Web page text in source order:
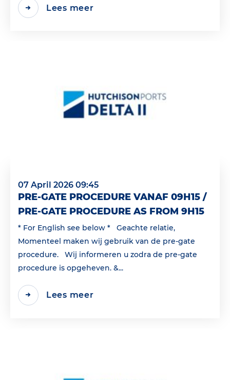
Lees meer
07 April 2026 09:45
PRE-GATE PROCEDURE VANAF 09H15 /
PRE-GATE PROCEDURE AS FROM 9H15
* For English see below * Geachte relatie,
Momenteel maken wij gebruik van de pre-gate
procedure. Wij informeren u zodra de pre-gate
procedure is opgeheven. &...
Lees meer